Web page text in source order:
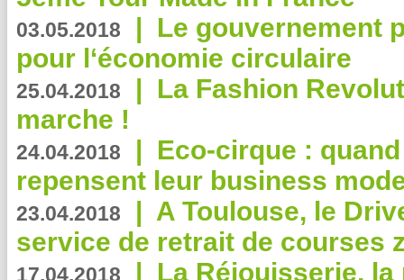
03.05.2018 | Le gouvernement
pour l‘économie circulaire
25.04.2018 | La Fashion
marche !
24.04.2018 | Eco-cirque :
repensent leur business
23.04.2018 | A Toulouse, le
service de retrait de courses
17.04.2018 | La Réjouisserie,